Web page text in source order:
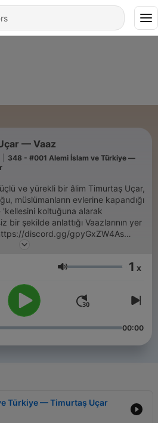
— Vaaz
348 - #001 Alemi İslam ve Türkiye —
ve yürekli bir âlim Timurtaş Uçar,
müslümanların evlerine kapandığı
koltuğuna alarak
bir şekilde anlattığı Vaazlarının yer
discord.gg/gpyGxZW4As
podcast/
Volume 1 x
00:00
Türkiye — Timurtaş Uçar